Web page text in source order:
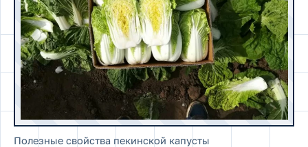
Полезные свойства пекинской капусты